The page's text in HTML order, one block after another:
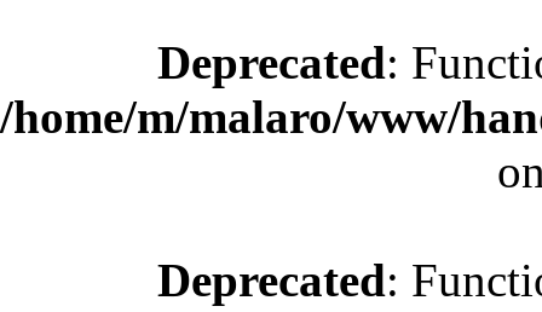
Deprecated:
/home/m/malaro/www/
Deprecated: